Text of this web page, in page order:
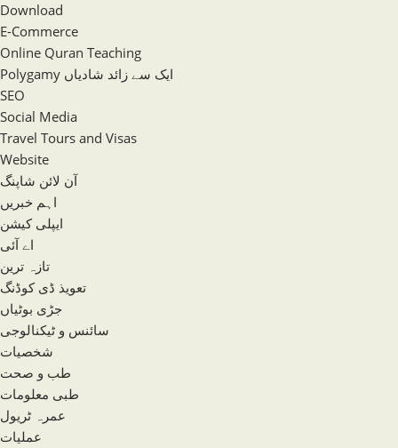
Download
E-Commerce
Online Quran Teaching
Polygamy ایک سے زائد شادیاں
SEO
Social Media
Travel Tours and Visas
Website
آن لائن شاپنگ
اہم خبریں
ایپلی کیشن
اے آئی
تازہ ترین
تعویذ ڈی کوڈنگ
جڑی بوٹیاں
سائنس و ٹیکنالوجی
شخصیات
طب و صحت
طبی معلومات
عمرہ ٹریول
عملیات